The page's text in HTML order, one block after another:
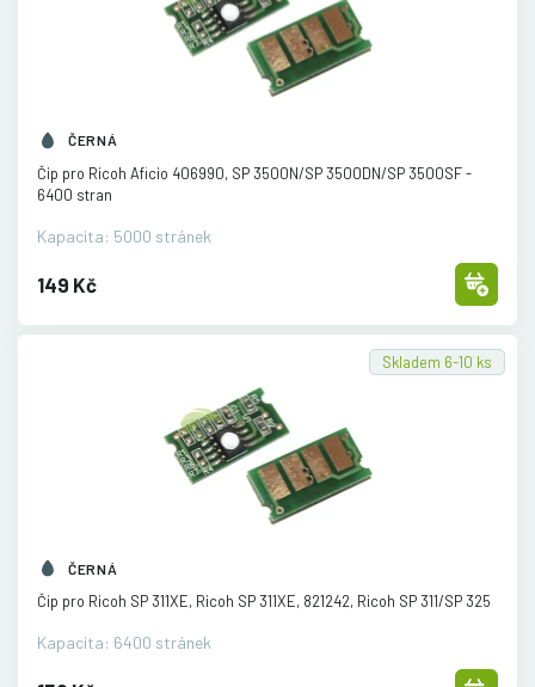
ČERNÁ
Čip pro Ricoh Aficio 406990, SP 3500N/SP 3500DN/SP 3500SF -
6400 stran
Kapacita: 5000 stránek
149 Kč
ČERNÁ
Skladem 6-10 ks
Čip pro Ricoh SP 311XE, Ricoh SP 311XE, 821242, Ricoh SP 311/SP 325
Kapacita: 6400 stránek